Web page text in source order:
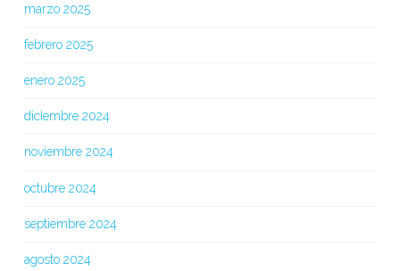
marzo 2025
febrero 2025
enero 2025
diciembre 2024
noviembre 2024
octubre 2024
septiembre 2024
agosto 2024